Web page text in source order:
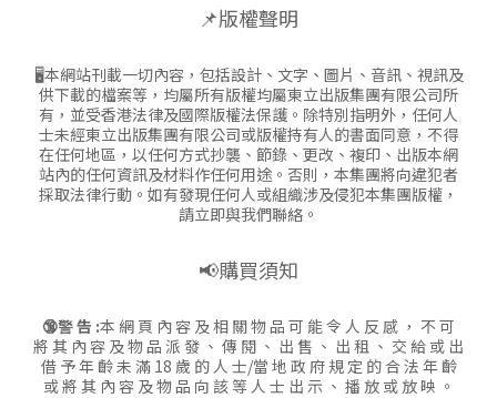
📌版權聲明
🖥本網站刊載一切內容，包括設計、文字、圖片、音訊、視訊及
供下載的檔案等，均屬所有版權均屬東立出版集團有限公司所
有，並受香港法律及國際版權法保護。除特別指明外，任何人
士未經東立出版集團有限公司或版權持有人的書面同意，不得
在任何地區，以任何方式抄襲、節錄、更改、複印、出版本網
站內的任何資訊及材料作任何用途。否則，本集團將向違犯者
採取法律行動。如有發現任何人或組織涉及侵犯本集團版權，
請立即與我們聯絡。
📢購買須知
🔞警 告 :本 網 頁 內 容 及 相 關 物 品 可 能 令 人 反 感 ， 不 可
將 其 內 容 及 物 品 派 發 、 傳 閱 、 出 售 、 出 租 、 交 給 或 出
借 予 年 齡 未 滿 18 歲 的 人 士/當 地 政 府 規 定 的 合 法 年 齡
或 將 其 內 容 及 物 品 向 該 等 人 士 出 示 、 播 放 或 放 映 。